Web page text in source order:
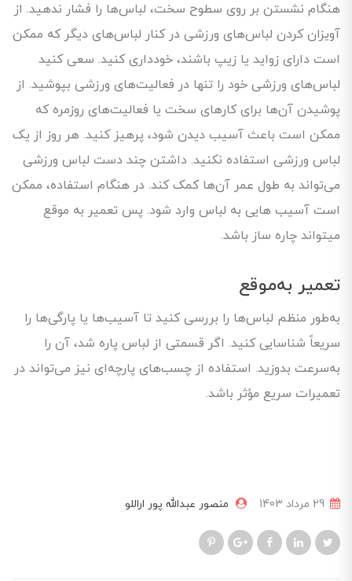
هنگام نشستن بر روی سطوح سخت، لباس‌ها را فشار ندهید. از
آویزان کردن لباس‌های ورزشی در کنار لباس‌های دیگر که ممکن
است دارای زواید یا زیپ باشند، خودداری کنید. سعی کنید
لباس‌های ورزشی خود را تنها در فعالیت‌های ورزشی بپوشید. از
پوشیدن آن‌ها برای کارهای سخت یا فعالیت‌های روزمره که
ممکن است باعث آسیب دیدن شود، پرهیز کنید. هر روز از یک
لباس ورزشی استفاده نکنید. داشتن چند دست لباس ورزشی
می‌تواند به طول عمر آن‌ها کمک کند. در هنگام استفاده، ممکن
است آسیب هایی به لباس وارد شود. پس تعمیر به موقع
میتواند چاره ساز باشد.
تعمیر به‌موقع
به‌طور منظم لباس‌ها را بررسی کنید تا آسیب‌ها یا پارگی‌ها را
سریعاً شناسایی کنید. اگر قسمتی از لباس پاره شد، آن را
به‌سرعت بدوزید. استفاده از چسب‌های پارچه‌ای نیز می‌تواند در
تعمیرات سریع مؤثر باشد.
منصور عبدالله پور اراللو